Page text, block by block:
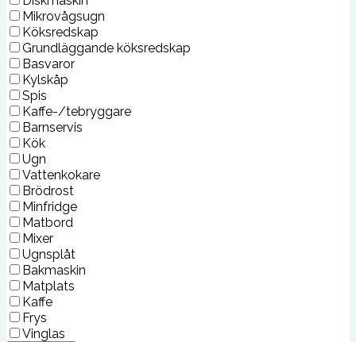
Mikrovågsugn
Köksredskap
Grundläggande köksredskap
Basvaror
Kylskåp
Spis
Kaffe-/tebryggare
Barnservis
Kök
Ugn
Vattenkokare
Brödrost
Minfridge
Matbord
Mixer
Ugnsplåt
Bakmaskin
Matplats
Kaffe
Frys
Vinglas